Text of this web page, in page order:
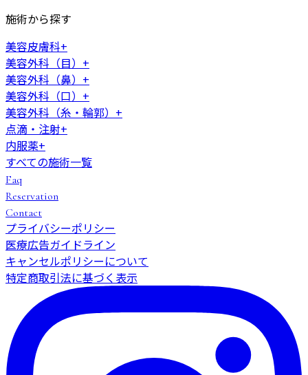
施術から探す
美容皮膚科+
美容外科（目） +
美容外科（鼻） +
美容外科（口） +
美容外科（糸・輪郭） +
点滴・注射+
内服薬+
すべての施術一覧
Faq
Reservation
Contact
プライバシーポリシー
医療広告ガイドライン
キャンセルポリシーについて
特定商取引法に基づく表示